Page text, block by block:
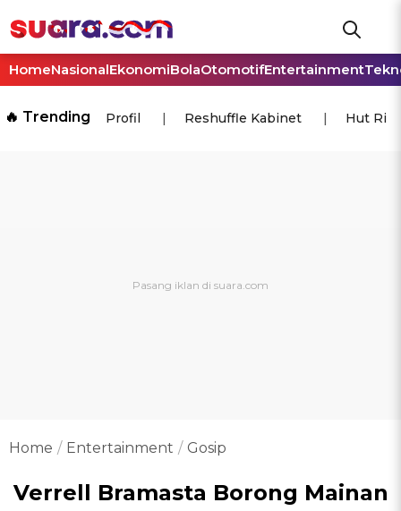
HomeNasionalEkonomiBolaOtomotifEntertainment
🔥 Trending Profil Reshuffle Kabinet Hut Ri
Home Entertainment Gosip
Verrell Bramasta Borong Mainan